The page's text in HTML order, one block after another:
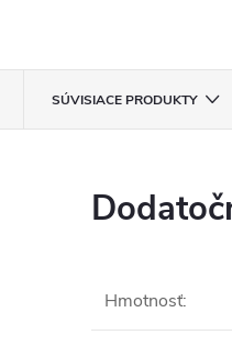
SÚVISIACE PRODUKTY
Hmotnosť: